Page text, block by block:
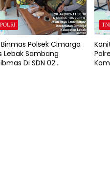
Polsek Cimarga
Lebak Sambang
Di SDN 02